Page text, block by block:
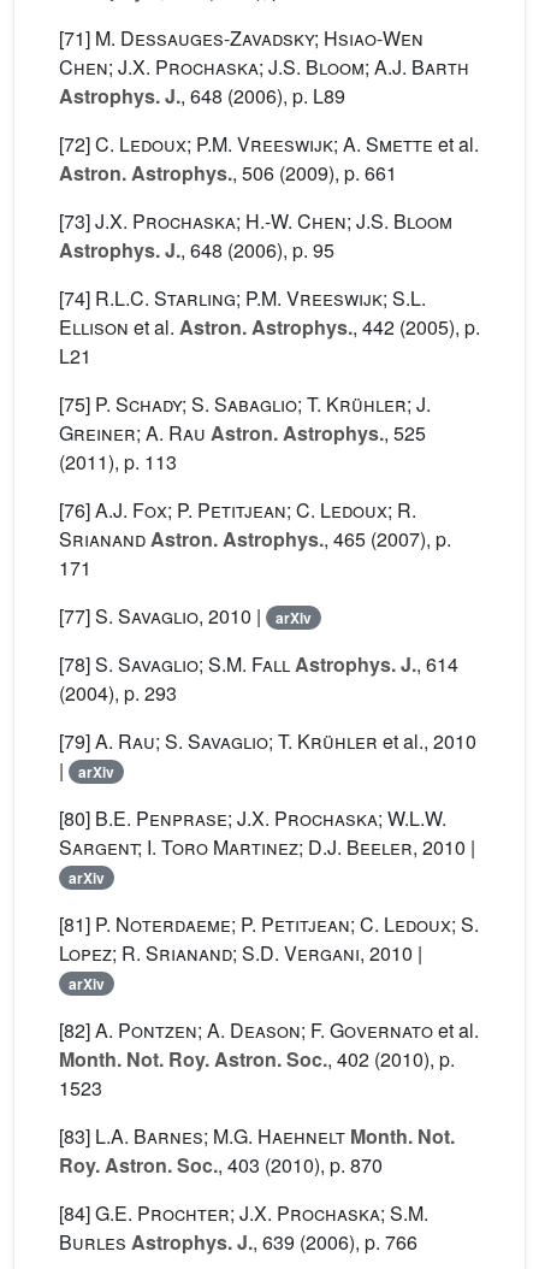
[71] M. Dessauges-Zavadsky; Hsiao-Wen
Chen; J.X. Prochaska; J.S. Bloom; A.J. Barth
Astrophys. J., 648 (2006), p. L89
[72]C. Ledoux; P.M. Vreeswijk; A. Smette et al.
Astron. Astrophys., 506 (2009), p. 661
[73]J.X. Prochaska; H.-W. Chen; J.S. Bloom
Astrophys. J., 648 (2006), p. 95
[74] R.L.C. Starling; P.M. Vreeswijk; S.L.
Ellison et al. Astron. Astrophys., 442 (2005), p.
L21
[75] P. Schady; S. Sabaglio; T. Krühler; J.
Greiner; A. Rau Astron. Astrophys., 525
(2011), p. 113
[76]A.J. Fox; P. Petitjean; C. Ledoux; R.
SrianandAstron. Astrophys., 465 (2007), p.
171
[77]S. Savaglio, 2010 | arXiv
[78]S. Savaglio; S.M. FallAstrophys. J., 614
(2004), p. 293
[79]A. Rau; S. Savaglio; T. Krühler et al., 2010
|
arXiv
[80] B.E. Penprase; J.X. Prochaska; W.L.W.
Sargent; I. Toro Martinez; D.J. Beeler, 2010 |
arXiv
[81] P. Noterdaeme; P. Petitjean; C. Ledoux; S.
Lopez; R. Srianand; S.D. Vergani, 2010 |
arXiv
[82]A. Pontzen; A. Deason; F. Governatoet al.
Month. Not. Roy. Astron. Soc., 402 (2010), p.
1523
[83] L.A. Barnes; M.G. Haehnelt Month. Not.
Roy. Astron. Soc., 403 (2010), p. 870
[84]G.E. Prochter; J.X. Prochaska; S.M.
Burles Astrophys. J., 639 (2006), p. 766